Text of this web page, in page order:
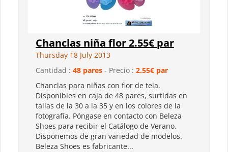
Chanclas niña flor 2.55€ par
Thursday 18 July 2013
Cantidad : 48 pares - Precio : 2.55€ par
Chanclas para niñas con flor de tela.
Disponibles en caja de 48 pares, surtidas en
tallas de la 30 a la 35 y en los colores de la
fotografía. Póngase en contacto con Beleza
Shoes para recibir el Catálogo de Verano.
Disponemos de gran variedad de modelos.
Beleza Shoes es fabricante...